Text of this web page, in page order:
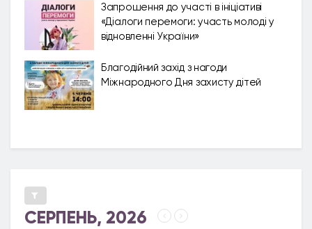
Запрошення до участі в ініціативі
«‎Діалоги перемоги: участь молоді у
відновленні України»
Благодійний захід з нагоди
Міжнародного Дня захисту дітей
СЕРПЕНЬ, 2026